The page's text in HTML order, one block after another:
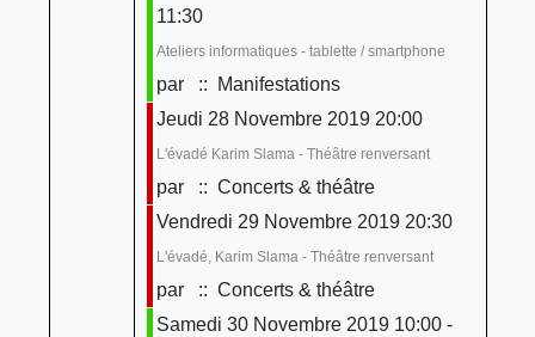
11:30
Ateliers informatiques - tablette / smartphone
par
:: Manifestations
Jeudi 28 Novembre 2019 20:00
L'évadé Karim Slama - Théâtre renversant
par
:: Concerts & théâtre
Vendredi 29 Novembre 2019 20:30
L'évadé, Karim Slama - Théâtre renversant
par
:: Concerts & théâtre
Samedi 30 Novembre 2019 10:00 -